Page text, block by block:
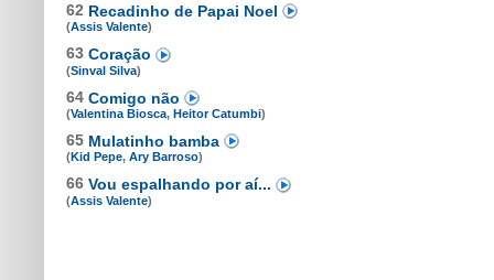
62 Recadinho de Papai Noel
(Assis Valente)
63 Coração
(Sinval Silva)
64 Comigo não
(Valentina Biosca, Heitor Catumbi)
65 Mulatinho bamba
(Kid Pepe, Ary Barroso)
66 Vou espalhando por aí...
(Assis Valente)